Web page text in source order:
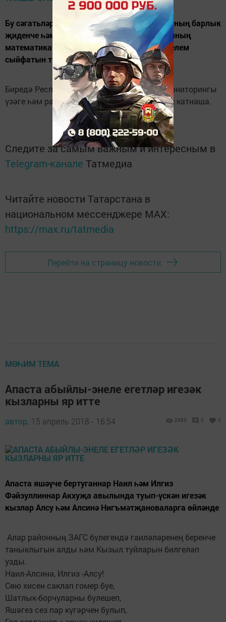
Бу сәгатьләрдә Апас урта мәктәбендә районның барлык
җиденче һәм сигезенче сыйныф укучыларының
математика һәм рус теле фәннәре буенча белем
сыйфатын тикшерәләр.
Биредә Республика белем бирү сыйфаты мониторингы
үзәге һәм район мәгариф бүлеге белгечләре катнаша.
Следите за самым важным и интересным в
Telegram-канале Татмедиа
Читайте новости Татарстана в
национальном мессенджере MАХ:
https://max.ru/tatmedia
Перейти на страницу новости
МӨҺИМ ТЕМА
Апаста абыйлы-энеле егетләр игезәк
кызларны яр итте
автор, 15 апрель 2018 - 16:54 2583 0 0
Апаста яшәүче бертуганнар Наил һәм Илгиз
Фәйзуллиннар Акхуҗа авылында туып-үскән игезәк
кызлар Алсу һәм Алсинә Нигъмәтҗановаларга өйләнде
Алар районның ЗАГС бүлегендә гаиләләренең беренче
таныклыгын алды һәм Кызыл туйларын билгеләп
узды.
Наил-Алсинә, Илгиз -Алсу!
Сөю хисен саклап гомер буе,
Шатлык-борчуларны бүлешеп,
Яшәгез сез пар күгәрчен булып,